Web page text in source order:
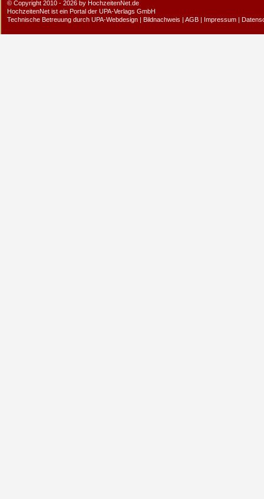
© Copyright 2010 - 2026 by HochzeitenNet.de
HochzeitenNet ist ein Portal der UPA-Verlags GmbH
Technische Betreuung durch UPA-Webdesign | Bildnachweis | AGB | Impressum |